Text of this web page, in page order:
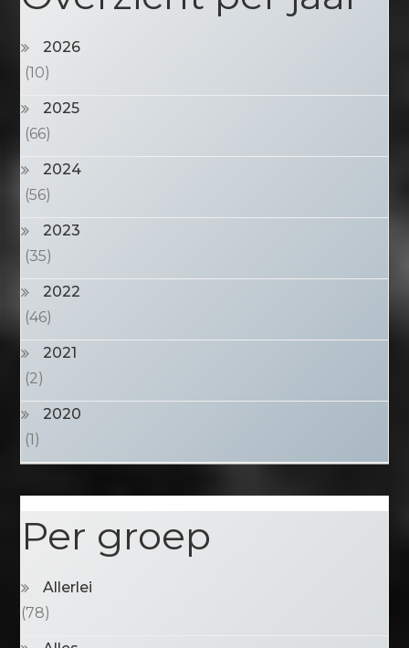
2026
(10)
2025
(66)
2024
(56)
2023
(35)
2022
(46)
2021
(2)
2020
(1)
Per groep
Allerlei
(78)